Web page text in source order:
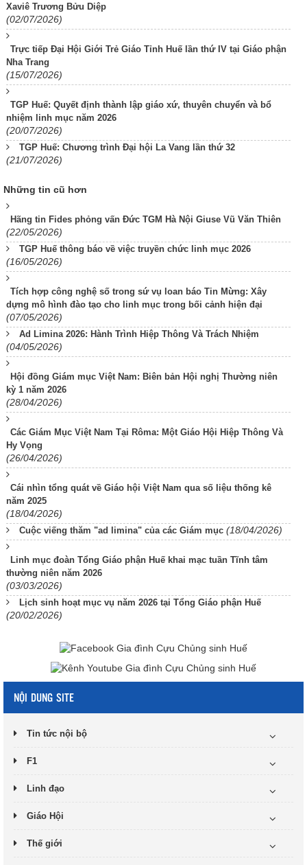
Xaviê Trương Bửu Diệp
(02/07/2026)
Trực tiếp Đại Hội Giới Trẻ Giáo Tỉnh Huế lần thứ IV tại Giáo phận
Nha Trang
(15/07/2026)
TGP Huế: Quyết định thành lập giáo xứ, thuyên chuyển và bổ
nhiệm linh mục năm 2026
(20/07/2026)
TGP Huế: Chương trình Đại hội La Vang lần thứ 32
(21/07/2026)
Những tin cũ hơn
Hãng tin Fides phỏng vấn Đức TGM Hà Nội Giuse Vũ Văn Thiên
(22/05/2026)
TGP Huế thông báo về việc truyền chức linh mục 2026
(16/05/2026)
Tích hợp công nghệ số trong sứ vụ loan báo Tin Mừng: Xây
dựng mô hình đào tạo cho linh mục trong bối cảnh hiện đại
(07/05/2026)
Ad Limina 2026: Hành Trình Hiệp Thông Và Trách Nhiệm
(04/05/2026)
Hội đồng Giám mục Việt Nam: Biên bản Hội nghị Thường niên
kỳ 1 năm 2026
(28/04/2026)
Các Giám Mục Việt Nam Tại Rôma: Một Giáo Hội Hiệp Thông Và
Hy Vọng
(26/04/2026)
Cái nhìn tổng quát về Giáo hội Việt Nam qua số liệu thống kê
năm 2025
(18/04/2026)
Cuộc viếng thăm "ad limina" của các Giám mục (18/04/2026)
Linh mục đoàn Tổng Giáo phận Huế khai mạc tuần Tĩnh tâm
thường niên năm 2026
(03/03/2026)
Lịch sinh hoạt mục vụ năm 2026 tại Tổng Giáo phận Huế
(20/02/2026)
NỘI DUNG SITE
Tin tức nội bộ
F1
Linh đạo
Giáo Hội
Thế giới